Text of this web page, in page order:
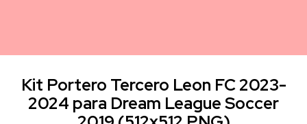
Kit Portero Tercero Leon FC 2023-
2024 para Dream League Soccer